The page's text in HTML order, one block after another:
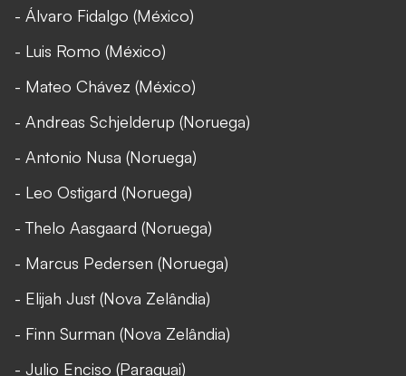
- Álvaro Fidalgo (México)
- Luis Romo (México)
- Mateo Chávez (México)
- Andreas Schjelderup (Noruega)
- Antonio Nusa (Noruega)
- Leo Ostigard (Noruega)
- Thelo Aasgaard (Noruega)
- Marcus Pedersen (Noruega)
- Elijah Just (Nova Zelândia)
- Finn Surman (Nova Zelândia)
- Julio Enciso (Paraguai)